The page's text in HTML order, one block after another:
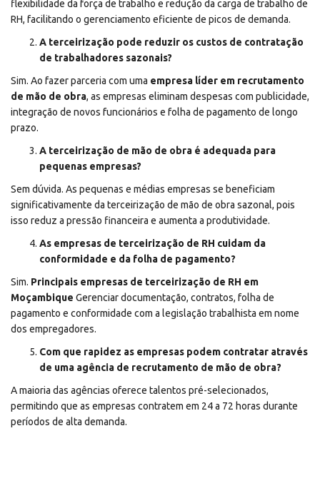
flexibilidade da força de trabalho e redução da carga de trabalho de
RH, facilitando o gerenciamento eficiente de picos de demanda.
A terceirização pode reduzir os custos de contratação
de trabalhadores sazonais?
Sim. Ao fazer parceria com uma empresa líder em recrutamento
de mão de obra, as empresas eliminam despesas com publicidade,
integração de novos funcionários e folha de pagamento de longo
prazo.
A terceirização de mão de obra é adequada para
pequenas empresas?
Sem dúvida. As pequenas e médias empresas se beneficiam
significativamente da terceirização de mão de obra sazonal, pois
isso reduz a pressão financeira e aumenta a produtividade.
As empresas de terceirização de RH cuidam da
conformidade e da folha de pagamento?
Sim. Principais empresas de terceirização de RH em
Moçambique Gerenciar documentação, contratos, folha de
pagamento e conformidade com a legislação trabalhista em nome
dos empregadores.
Com que rapidez as empresas podem contratar através
de uma agência de recrutamento de mão de obra?
A maioria das agências oferece talentos pré-selecionados,
permitindo que as empresas contratem em 24 a 72 horas durante
períodos de alta demanda.